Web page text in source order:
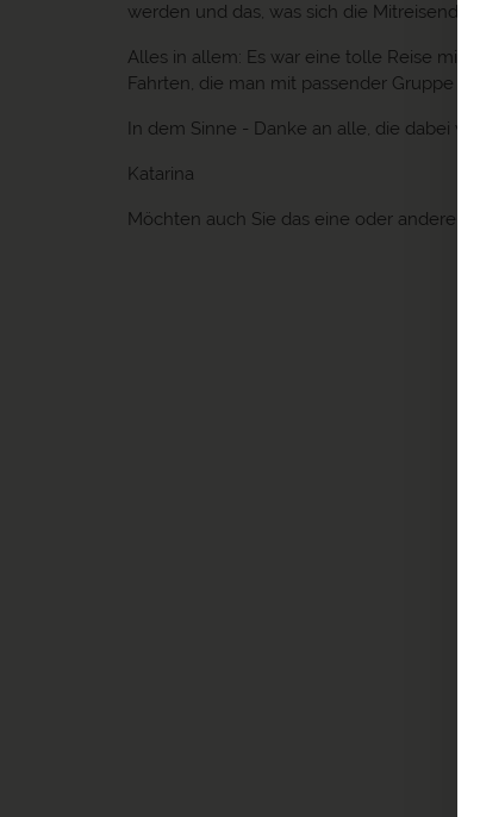
werden und das, was sich die
Alles in allem: Es war eine tolle Reise mit
Fahrten, die man mit passender Gruppe
In dem Sinne - Danke an alle, die dabei
Katarina
Möchten auch Sie das eine oder andere